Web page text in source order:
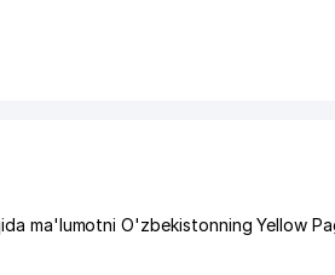
ma'lumotni O'zbekistonning Yellow